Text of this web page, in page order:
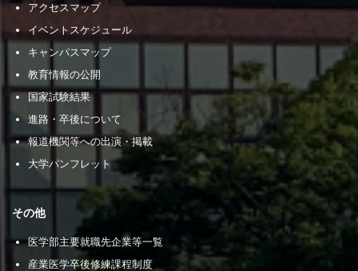
アクセスマップ
イベントスケジュール
キャンパスマップ
教育情報の公開
国家試験結果
進路・卒後について
報道機関等への出演・掲載
大学パンフレット
その他
医学部主要就職先企業等一覧
産業医学卒後修練課程制度